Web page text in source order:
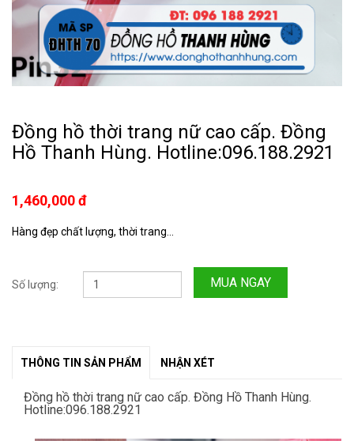
Đồng hồ thời trang nữ cao cấp. Đồng
Hồ Thanh Hùng. Hotline:096.188.2921
1,460,000 đ
Hàng đẹp chất lượng, thời trang...
Số lượng: MUA NGAY
THÔNG TIN SẢN PHẨM NHẬN XÉT
Đồng hồ thời trang nữ cao cấp. Đồng Hồ Thanh Hùng.
Hotline:096.188.2921